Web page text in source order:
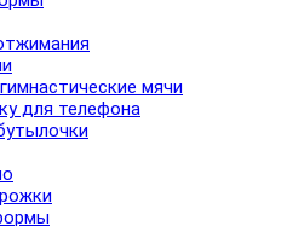
мячи
для телефона